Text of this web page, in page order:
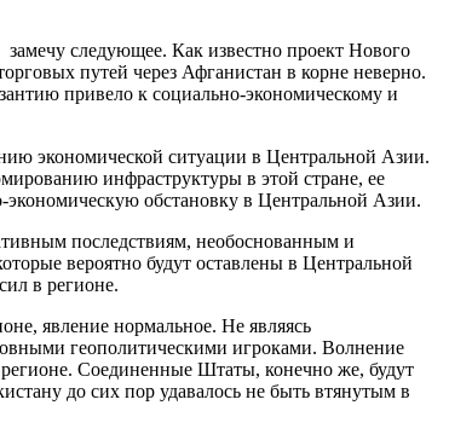
следующее. Как известно проект Нового
путей через Афганистан в корне неверно.
привело к социально-экономическому и
экономической ситуации в Центральной Азии.
инфраструктуры в этой стране, ее
обстановку в Центральной Азии.
последствиям, необоснованным и
вероятно будут оставлены в Центральной
в регионе.
явление нормальное. Не являясь
геополитическими игроками. Волнение
Соединенные Штаты, конечно же, будут
до сих пор удавалось не быть втянутым в